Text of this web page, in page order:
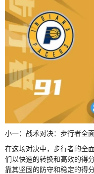
小一：战术对决：步行者全
在这场对决中，步行者的全
们以快速的转换和高效的得
靠其坚固的防守和稳定的得